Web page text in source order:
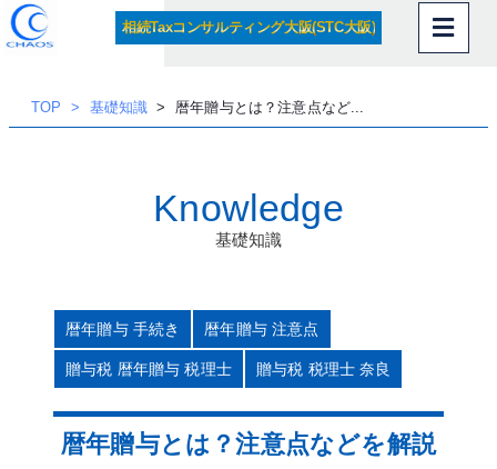
内
容
相続Taxコンサルティング大阪(STC大阪)
TOP 基礎知識 暦年贈与とは？注意点など...
Knowledge
基礎知識
暦年贈与 手続き 暦年贈与 注意点
贈与税 暦年贈与 税理士 贈与税 税理士 奈良
暦年贈与とは？注意点などを解説